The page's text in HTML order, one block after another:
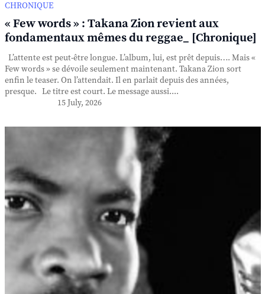
CHRONIQUE
« Few words » : Takana Zion revient aux
fondamentaux mêmes du reggae_ [Chronique]
L’attente est peut-être longue. L’album, lui, est prêt depuis…. Mais «
Few words » se dévoile seulement maintenant. Takana Zion sort
enfin le teaser. On l’attendait. Il en parlait depuis des années,
presque. Le titre est court. Le message aussi....
15 July, 2026